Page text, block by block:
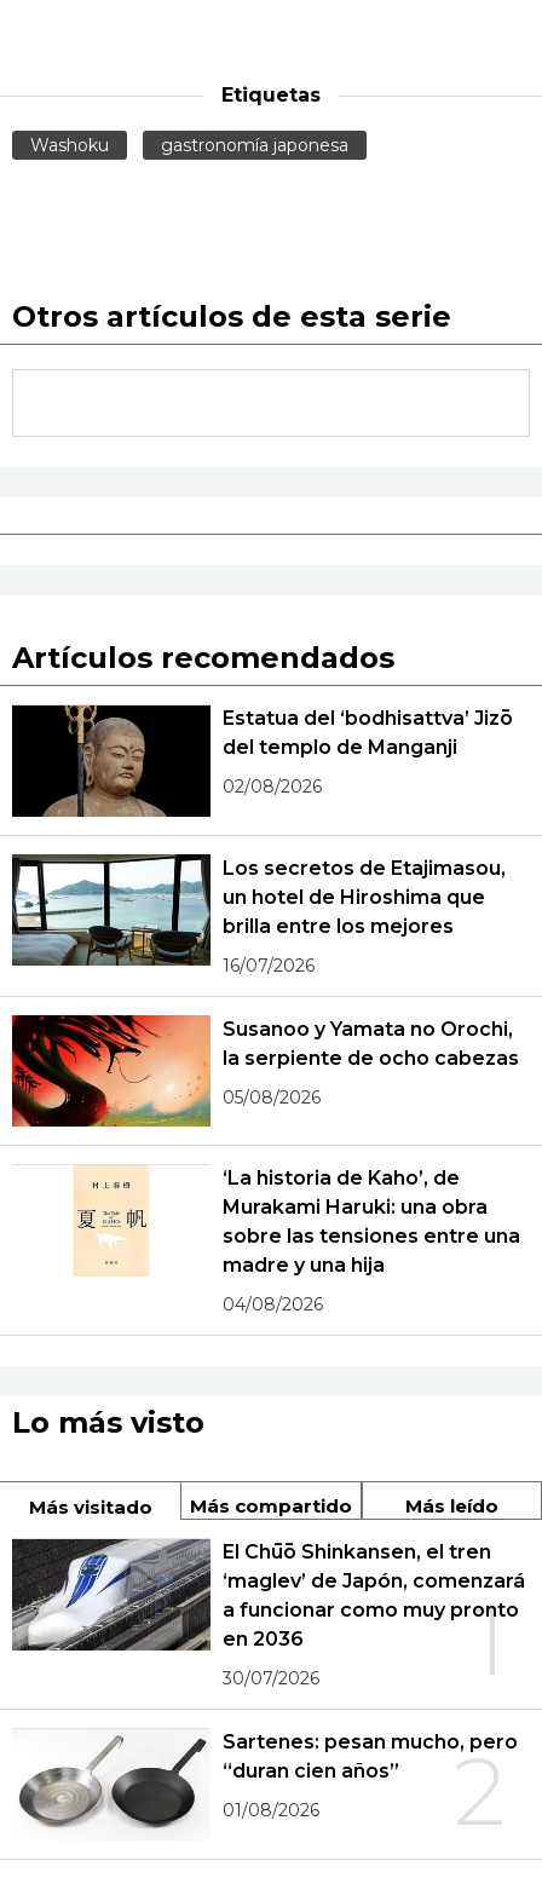
Etiquetas
Washoku gastronomía japonesa
Otros artículos de esta serie
Artículos recomendados
Estatua del ‘bodhisattva’ Jizō
del templo de Manganji
02/08/2026
Los secretos de Etajimasou,
un hotel de Hiroshima que
brilla entre los mejores
16/07/2026
Susanoo y Yamata no Orochi,
la serpiente de ocho cabezas
05/08/2026
‘La historia de Kaho’, de
Murakami Haruki: una obra
sobre las tensiones entre una
madre y una hija
04/08/2026
Lo más visto
Más visitado Más compartido Más leído
1
El Chūō Shinkansen, el tren
‘maglev’ de Japón, comenzará
a funcionar como muy pronto
en 2036
30/07/2026
2
Sartenes: pesan mucho, pero
“duran cien años”
01/08/2026